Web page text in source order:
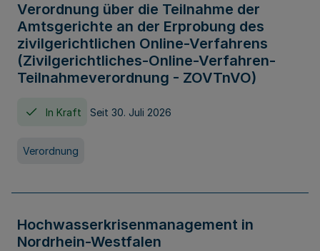
Verordnung über die Teilnahme der
Amtsgerichte an der Erprobung des
zivilgerichtlichen Online-Verfahrens
(Zivilgerichtliches-Online-Verfahren-
Teilnahmeverordnung - ZOVTnVO)
In Kraft Seit 30. Juli 2026
Verordnung
Hochwasserkrisenmanagement in
Nordrhein-Westfalen